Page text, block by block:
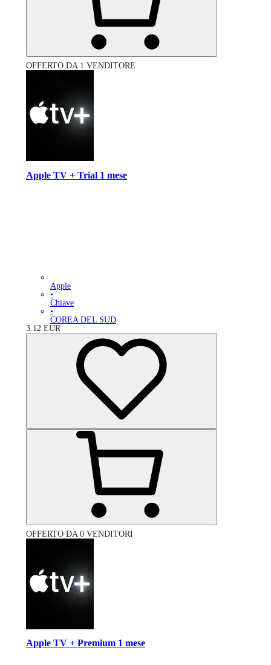
OFFERTO DA 1 VENDITORE
Apple TV + Trial 1 mese
Apple
•
Chiave
•
COREA DEL SUD
3.12 EUR
OFFERTO DA 0 VENDITORI
Apple TV + Premium 1 mese